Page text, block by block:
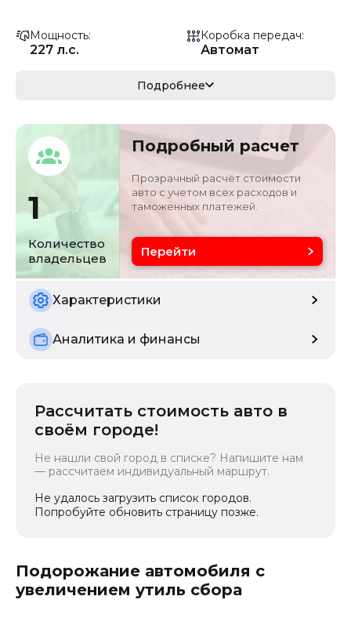
Мощность
227 л.с.
Коробка передач
Автомат
кроссовер/
VIN
LGWFF7A59NJ0289
Объём двигателя
Цвет
серебристо-серый б/у
Подробнее
1
Количество
владельцев
Подробный расчет
Прозрачный расчёт стоимости
авто с учетом всех расходов и
таможенных платежей.
Перейти
Характеристики
Аналитика и финансы
Рассчитать стоимость авто в
своём городе!
Не нашли свой город в списке? Напишите нам
— рассчитаем индивидуальный маршрут.
Не удалось загрузить список городов.
Попробуйте обновить страницу позже.
Подорожание автомобиля с
увеличением утиль сбора